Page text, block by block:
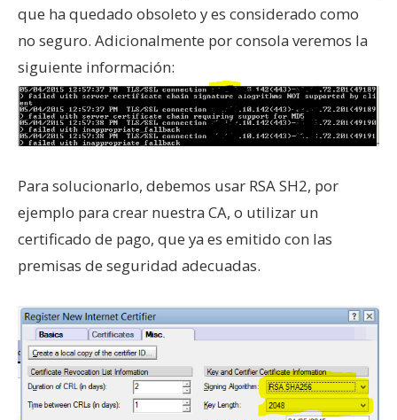
que ha quedado obsoleto y es considerado como
no seguro. Adicionalmente por consola veremos la
siguiente información:
Para solucionarlo, debemos usar RSA SH2, por
ejemplo para crear nuestra CA, o utilizar un
certificado de pago, que ya es emitido con las
premisas de seguridad adecuadas.